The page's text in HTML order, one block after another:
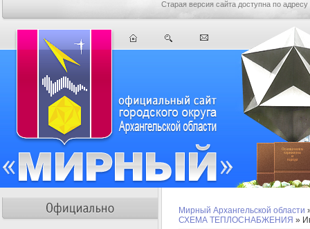
Старая версия сайта доступна по адресу
Мирный Архангельской области
СХЕМА ТЕПЛОСНАБЖЕНИЯ »